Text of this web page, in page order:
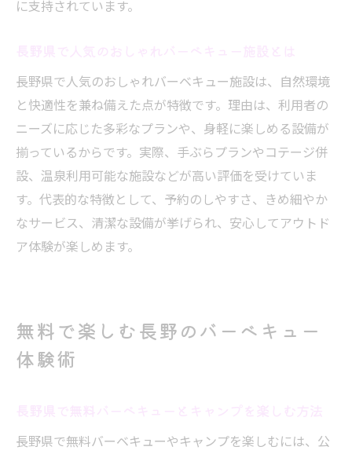
に支持されています。
長野県で人気のおしゃれバーベキュー施設は、自然環境
と快適性を兼ね備えた点が特徴です。理由は、利用者の
ニーズに応じた多彩なプランや、身軽に楽しめる設備が
揃っているからです。実際、手ぶらプランやコテージ併
設、温泉利用可能な施設などが高い評価を受けていま
す。代表的な特徴として、予約のしやすさ、きめ細やか
なサービス、清潔な設備が挙げられ、安心してアウトド
ア体験が楽しめます。
無料で楽しむ長野のバーベキュー
体験術
長野県で無料バーベキューやキャンプを楽しむには、公